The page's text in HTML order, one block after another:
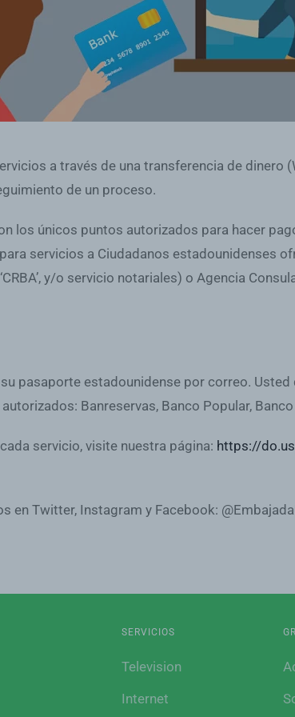
a través de una transferencia de dinero
de un proceso.
los únicos puntos autorizados para hacer
servicios a Ciudadanos estadounidenses
y/o servicio notariales) o Agencia
pasaporte estadounidense por correo.
Banreservas, Banco Popular,
servicio, visite nuestra página: https://
Twitter, Instagram y Facebook:
SERVICIOS
Television
Internet